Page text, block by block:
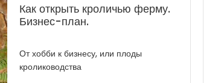
Как открыть кроличью ферму.
Бизнес-план.
От хобби к бизнесу, или плоды
кролиководства